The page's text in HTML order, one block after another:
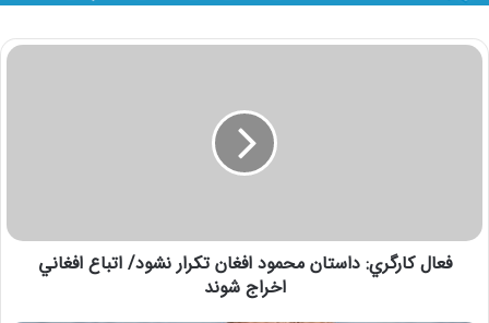
فعال كارگري: داستان محمود افغان تكرار نشود/ اتباع افغاني
اخراج شوند